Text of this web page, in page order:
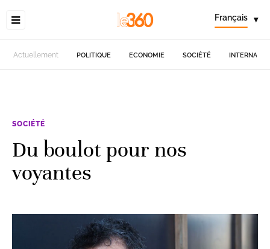
Français ▾
Actuellement POLITIQUE ECONOMIE SOCIÉTÉ
SOCIÉTÉ
Du boulot pour nos
voyantes